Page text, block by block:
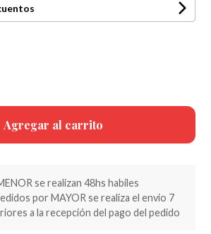
Agregar al carrito
se realizan 48hs habiles
por MAYOR se realiza el envio 7
a la recepción del pago del pedido